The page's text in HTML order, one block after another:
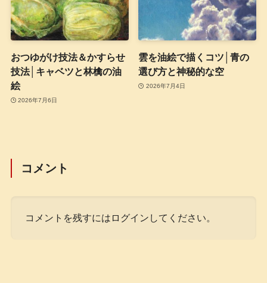
おつゆがけ技法＆かすらせ
技法│キャベツと林檎の油
絵
2026年7月6日
雲を油絵で描くコツ│青の
選び方と神秘的な空
2026年7月4日
コメント
コメントを残すにはログインしてください。